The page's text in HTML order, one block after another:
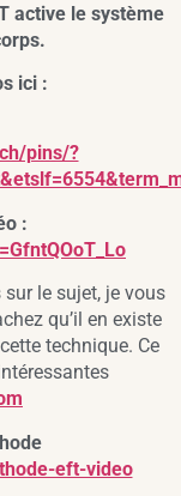
active le système
ici :
pins/?
:
le sujet, je vous
qu’il en existe
technique. Ce
eft-video